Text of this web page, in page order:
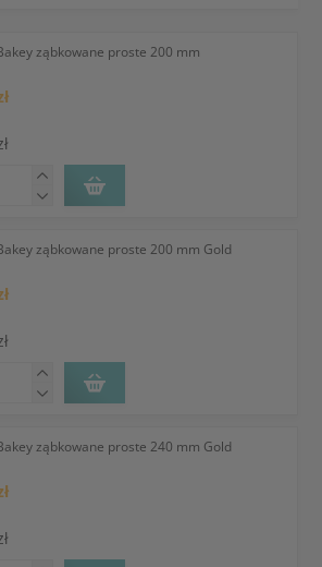
ząbkowane proste 200 mm
ząbkowane proste 200 mm Gold
ząbkowane proste 240 mm Gold